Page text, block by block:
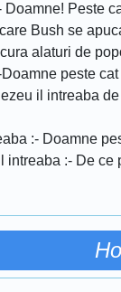
Peste
Bush se
alaturi de
peste
il intreaba
:- Doamne
:- De